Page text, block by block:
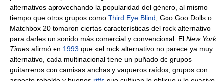
alternativos aprovechando la popularidad del género, al mismo
tiempo que otros grupos como Third Eye Blind , Goo Goo Dolls o
Matchbox 20 tomaron ciertas características del rock alternativo
para darles un sonido más comercial y convencional. El New York
Times afirmó en 1993 que «el rock alternativo no parece ya muy
alternativo, cada multinacional tiene un puñado de grupos
guitarreros con camisas anchas y vaqueros raídos, grupos con